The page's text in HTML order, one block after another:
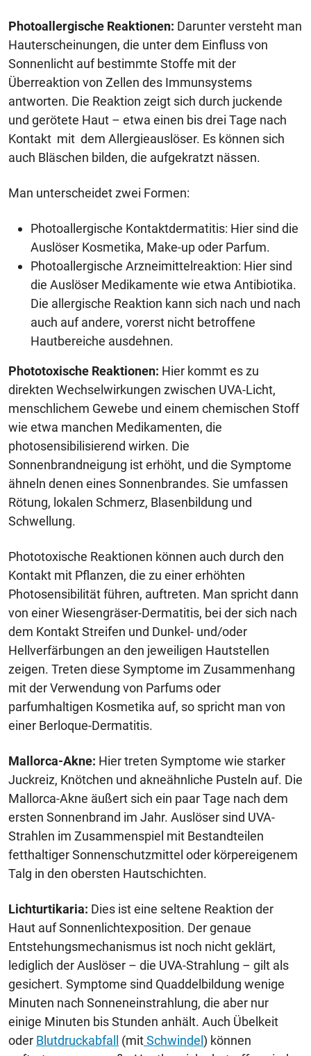
Photoallergische Reaktionen: Darunter versteht man
Hauterscheinungen, die unter dem Einfluss von
Sonnenlicht auf bestimmte Stoffe mit der
Überreaktion von Zellen des Immunsystems
antworten. Die Reaktion zeigt sich durch juckende
und gerötete Haut – etwa einen bis drei Tage nach
Kontakt mit dem Allergieauslöser. Es können sich
auch Bläschen bilden, die aufgekratzt nässen.
Man unterscheidet zwei Formen:
Photoallergische Kontaktdermatitis: Hier sind die
Auslöser Kosmetika, Make-up oder Parfum.
Photoallergische Arzneimittelreaktion: Hier sind
die Auslöser Medikamente wie etwa Antibiotika.
Die allergische Reaktion kann sich nach und nach
auch auf andere, vorerst nicht betroffene
Hautbereiche ausdehnen.
Phototoxische Reaktionen: Hier kommt es zu
direkten Wechselwirkungen zwischen UVA-Licht,
menschlichem Gewebe und einem chemischen Stoff
wie etwa manchen Medikamenten, die
photosensibilisierend wirken. Die
Sonnenbrandneigung ist erhöht, und die Symptome
ähneln denen eines Sonnenbrandes. Sie umfassen
Rötung, lokalen Schmerz, Blasenbildung und
Schwellung.
Phototoxische Reaktionen können auch durch den
Kontakt mit Pflanzen, die zu einer erhöhten
Photosensibilität führen, auftreten. Man spricht dann
von einer Wiesengräser-Dermatitis, bei der sich nach
dem Kontakt Streifen und Dunkel- und/oder
Hellverfärbungen an den jeweiligen Hautstellen
zeigen. Treten diese Symptome im Zusammenhang
mit der Verwendung von Parfums oder
parfumhaltigen Kosmetika auf, so spricht man von
einer Berloque-Dermatitis.
Mallorca-Akne: Hier treten Symptome wie starker
Juckreiz, Knötchen und akneähnliche Pusteln auf. Die
Mallorca-Akne äußert sich ein paar Tage nach dem
ersten Sonnenbrand im Jahr. Auslöser sind UVA-
Strahlen im Zusammenspiel mit Bestandteilen
fetthaltiger Sonnenschutzmittel oder körpereigenem
Talg in den obersten Hautschichten.
Lichturtikaria: Dies ist eine seltene Reaktion der
Haut auf Sonnenlichtexposition. Der genaue
Entstehungsmechanismus ist noch nicht geklärt,
lediglich der Auslöser – die UVA-Strahlung – gilt als
gesichert. Symptome sind Quaddelbildung wenige
Minuten nach Sonneneinstrahlung, die aber nur
einige Minuten bis Stunden anhält. Auch Übelkeit
oder Blutdruckabfall (mitSchwindel) können